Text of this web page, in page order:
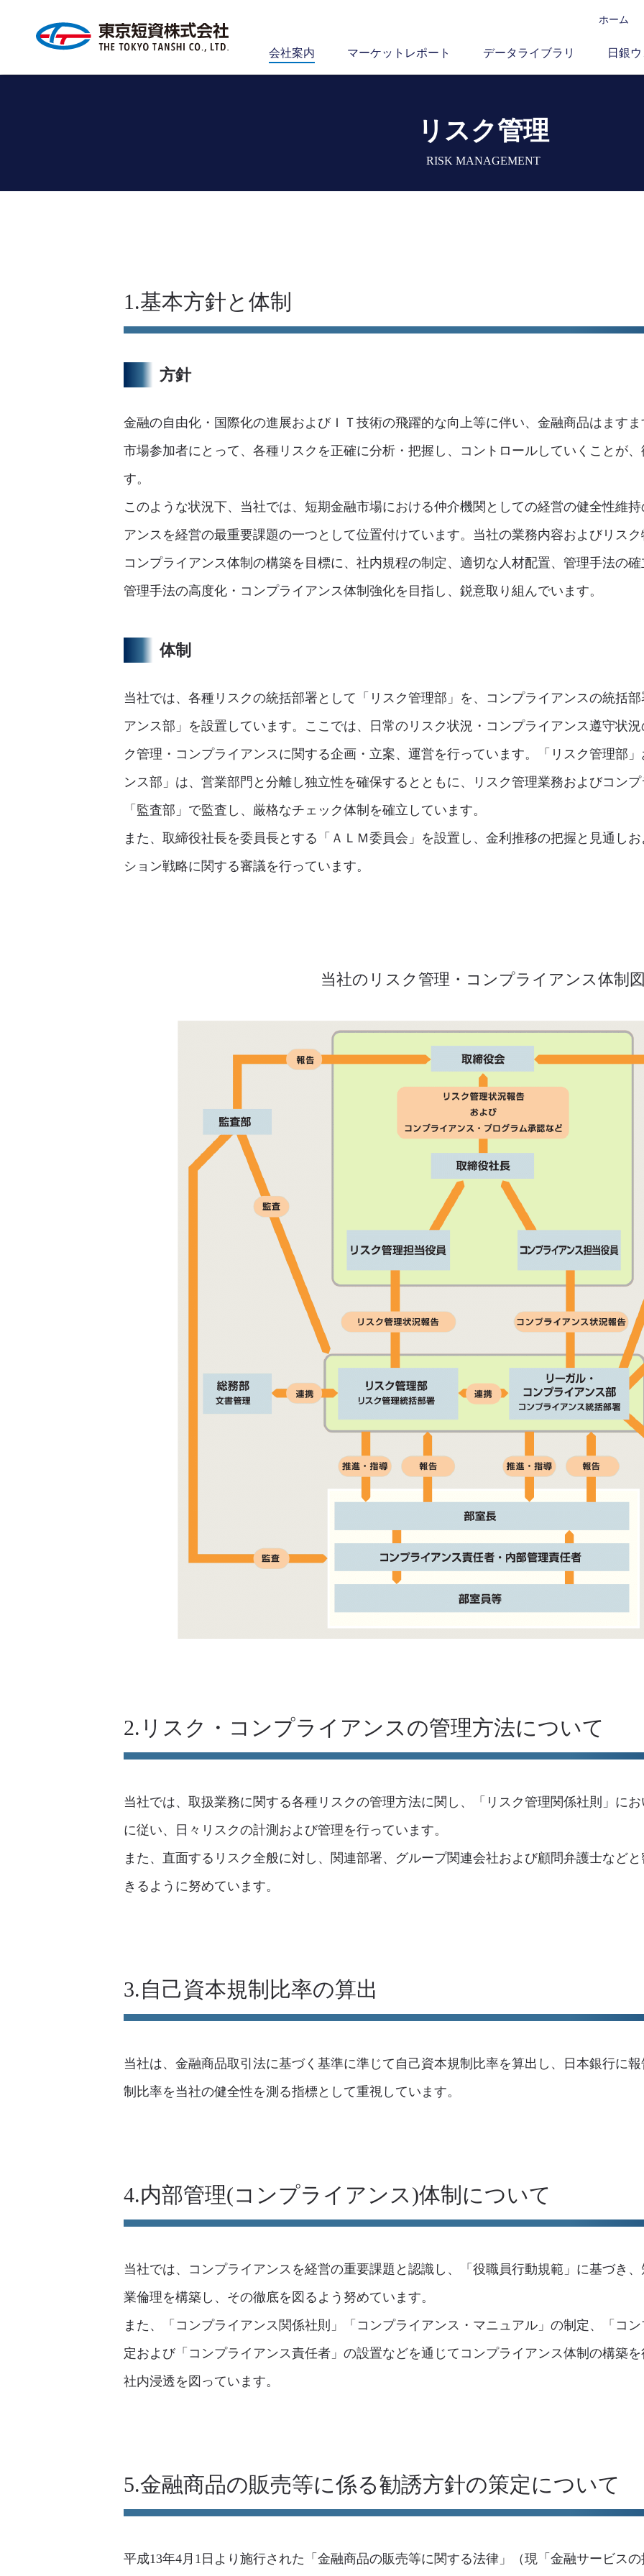
ホーム
会社案内 マーケットレポート データライブラリ 日銀
リスク管理
RISK MANAGEMENT
1.基本方針と体制
方針
金融の自由化・国際化の進展およびＩＴ技術の飛躍的な向上等に伴い、金融商品はます
市場参加者にとって、各種リスクを正確に分析・把握し、コントロールしていくことが
す。
このような状況下、当社では、短期金融市場における仲介機関としての経営の健全性維
アンスを経営の最重要課題の一つとして位置付けています。当社の業務内容およびリス
コンプライアンス体制の構築を目標に、社内規程の制定、適切な人材配置、管理手法の
管理手法の高度化・コンプライアンス体制強化を目指し、鋭意取り組んでいます。
体制
当社では、各種リスクの統括部署として「リスク管理部」を、コンプライアンスの統括
アンス部」を設置しています。ここでは、日常のリスク状況・コンプライアンス遵守状
ク管理・コンプライアンスに関する企画・立案、運営を行っています。「リスク管理部
ンス部」は、営業部門と分離し独立性を確保するとともに、リスク管理業務およびコン
「監査部」で監査し、厳格なチェック体制を確立しています。
また、取締役社長を委員長とする「ＡＬＭ委員会」を設置し、金利推移の把握と見通し
ション戦略に関する審議を行っています。
当社のリスク管理・コンプライアンス体制
2.リスク・コンプライアンスの管理方法について
当社では、取扱業務に関する各種リスクの管理方法に関し、「リスク管理関係社則」に
に従い、日々リスクの計測および管理を行っています。
また、直面するリスク全般に対し、関連部署、グループ関連会社および顧問弁護士など
きるように努めています。
3.自己資本規制比率の算出
当社は、金融商品取引法に基づく基準に準じて自己資本規制比率を算出し、日本銀行に
制比率を当社の健全性を測る指標として重視しています。
4.内部管理(コンプライアンス)体制について
当社では、コンプライアンスを経営の重要課題と認識し、「役職員行動規範」に基づき
業倫理を構築し、その徹底を図るよう努めています。
また、「コンプライアンス関係社則」「コンプライアンス・マニュアル」の制定、「コ
定および「コンプライアンス責任者」の設置などを通じてコンプライアンス体制の構築
社内浸透を図っています。
5.金融商品の販売等に係る勧誘方針の策定について
平成13年4月1日より施行された「金融商品の販売等に関する法律」（現「金融サービス